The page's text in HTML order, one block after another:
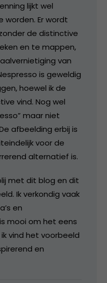
lijkt wel
Er wordt
de distinctive
en te mappen,
van
is geweldig
hoewel ik de
vind. Nog wel
maar niet
afbeelding erbij is
voor de
alternatief is.
met dit blog en dit
Ik verkondig vaak
en
mooi om het eens
vind het voorbeeld
en